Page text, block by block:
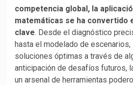
competencia global, la
matemáticas se ha convertido
clave. Desde el diagnóstico
hasta el modelado de escenarios,
soluciones óptimas a través de
anticipación de desafíos futuros,
un arsenal de herramientas